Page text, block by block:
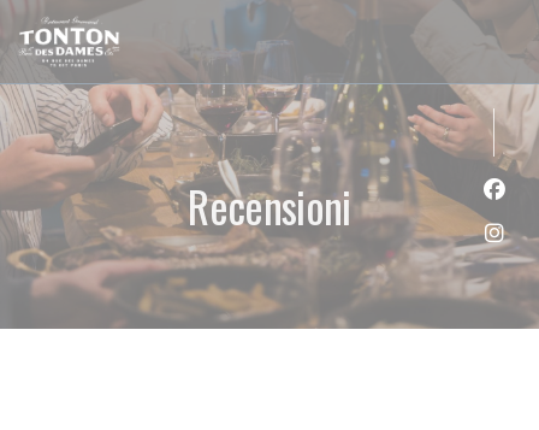
Personalizzazione delle tue scelte sui cookie
Recensioni